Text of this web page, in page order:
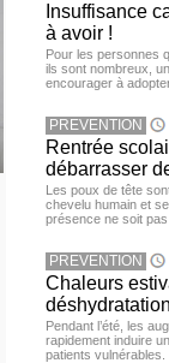
Insuffisance
à avoir !
Pour les personnes
ils sont nombreux,
encourager à
PREVENTION
Rentrée
débarrasser
Les poux de tête
chevelu humain et
présence ne soit
PREVENTION
Chaleurs
Pendant l’été, les
rapidement induire
patients